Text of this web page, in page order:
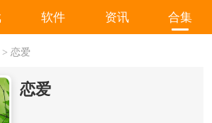
软件 资讯 合集
> 恋爱
恋爱